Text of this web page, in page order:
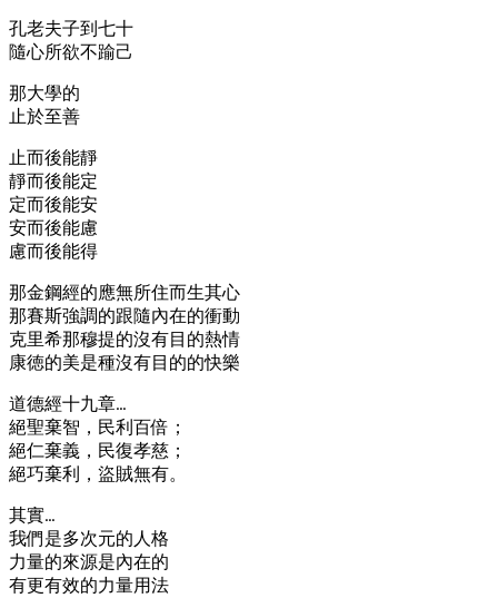
孔老夫子到七十
隨心所欲不踰己
那大學的
止於至善
止而後能靜
靜而後能定
定而後能安
安而後能慮
慮而後能得
那金鋼經的應無所住而生其心
那賽斯強調的跟隨內在的衝動
克里希那穆提的沒有目的熱情
康徳的美是種沒有目的的快樂
道德經十九章…
絕聖棄智，民利百倍；
絕仁棄義，民復孝慈；
絕巧棄利，盜賊無有。
其實…
我們是多次元的人格
力量的來源是內在的
有更有效的力量用法